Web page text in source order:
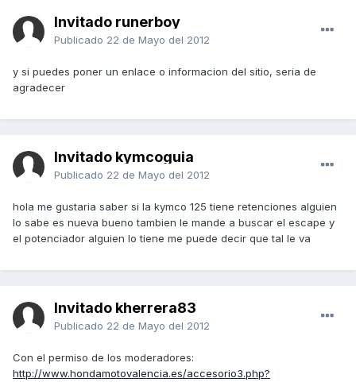
Invitado runerboy
Publicado 22 de Mayo del 2012
y si puedes poner un enlace o informacion del sitio, seria de
agradecer
Invitado kymcoguia
Publicado 22 de Mayo del 2012
hola me gustaria saber si la kymco 125 tiene retenciones alguien
lo sabe es nueva bueno tambien le mande a buscar el escape y
el potenciador alguien lo tiene me puede decir que tal le va
Invitado kherrera83
Publicado 22 de Mayo del 2012
Con el permiso de los moderadores:
http://www.hondamotovalencia.es/accesorio3.php?